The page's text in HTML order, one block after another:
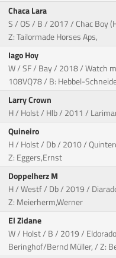
Chaca Lara
S / OS / B / 2017 / Chac Boy
Z: Tailormade Horses Aps,
Iago Hoy
W / SF / Bay / 2018 / Watch
108VQ78 / B: Hebbel-
Larry Crown
H / Holst / Hlb / 2011 /
Quineiro
H / Holst / Db / 2010 /
Z: Eggers,Ernst
Doppelherz M
H / Westf / Db / 2019 /
Z: Meierherm,Werner
El Zidane
W / Holst / B / 2019 /
Beringhof/Bernd Müller, / Z: